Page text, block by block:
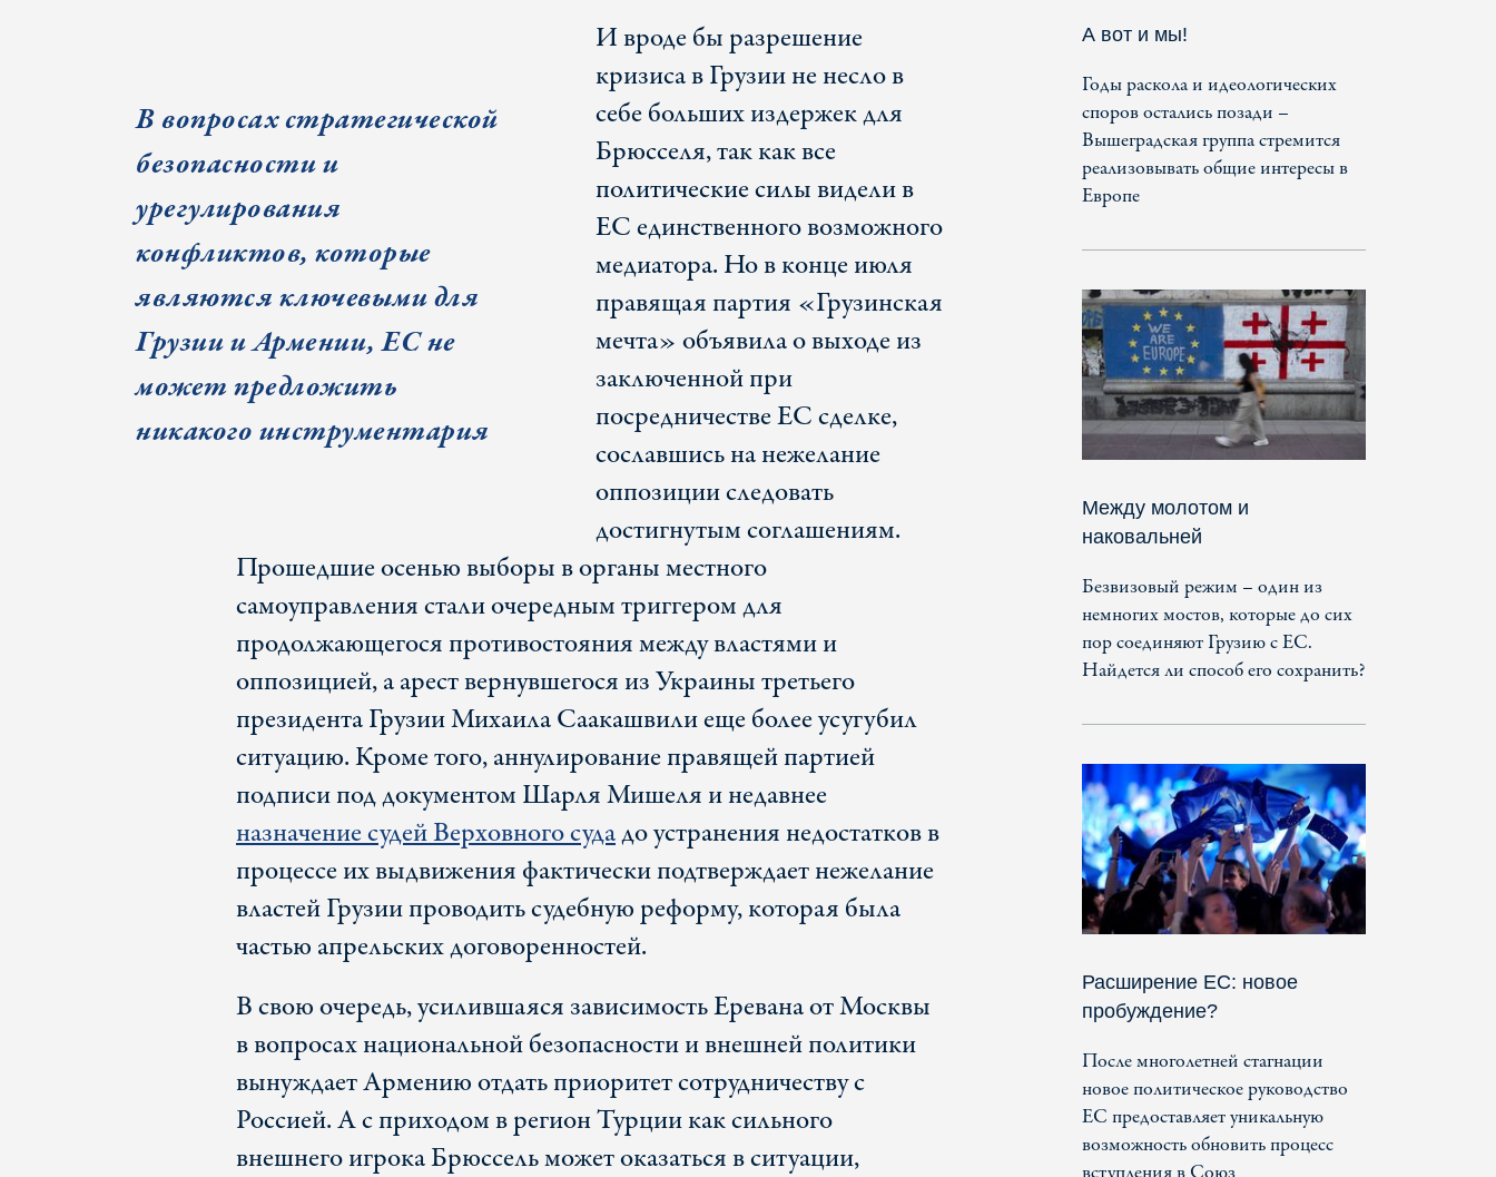
В вопросах стратегической
безопасности и
урегулирования
конфликтов, которые
являются ключевыми для
Грузии и Армении, ЕС не
может предложить
никакого инструментария
И вроде бы разрешение
кризиса в Грузии не несло в
себе больших издержек для
Брюсселя, так как все
политические силы видели в
ЕС единственного возможного
медиатора. Но в конце июля
правящая партия «Грузинская
мечта» объявила о выходе из
заключенной при
посредничестве ЕС сделке,
сославшись на нежелание
оппозиции следовать
достигнутым соглашениям.
Прошедшие осенью выборы в органы местного
самоуправления стали очередным триггером для
продолжающегося противостояния между властями и
оппозицией, а арест вернувшегося из Украины третьего
президента Грузии Михаила Саакашвили еще более усугубил
ситуацию. Кроме того, аннулирование правящей партией
подписи под документом Шарля Мишеля и недавнее
назначение судей Верховного судадо устранения недостатков в
процессе их выдвижения фактически подтверждает нежелание
властей Грузии проводить судебную реформу, которая была
частью апрельских договоренностей.
В свою очередь, усилившаяся зависимость Еревана от Москвы
в вопросах национальной безопасности и внешней политики
вынуждает Армению отдать приоритет сотрудничеству с
Россией. А с приходом в регион Турции как сильного
внешнего игрока Брюссель может оказаться в ситуации,
А вот и мы!
Годы раскола и идеологических
споров остались позади –
Вышеградская группа стремится
реализовывать общие интересы в
Европе
Между молотом и
наковальней
Безвизовый режим – один из
немногих мостов, которые до сих
пор соединяют Грузию с ЕС.
Найдется ли способ его сохранить?
Расширение ЕС: новое
пробуждение?
После многолетней стагнации
новое политическое руководство
ЕС предоставляет уникальную
возможность обновить процесс